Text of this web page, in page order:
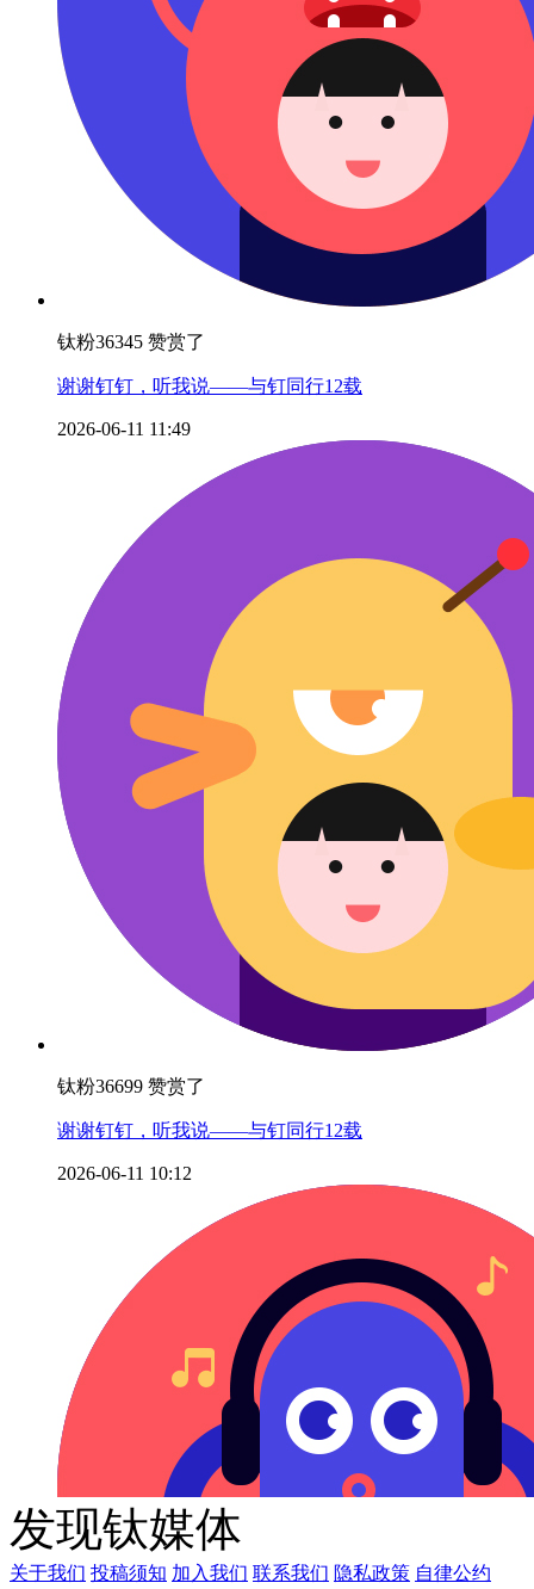
钛粉36345 赞赏了
谢谢钉钉，听我说——与钉同行12载
2026-06-11 11:49
钛粉36699 赞赏了
谢谢钉钉，听我说——与钉同行12载
2026-06-11 10:12
发现钛媒体
关于我们 投稿须知 加入我们 联系我们 隐私政策 自律公约